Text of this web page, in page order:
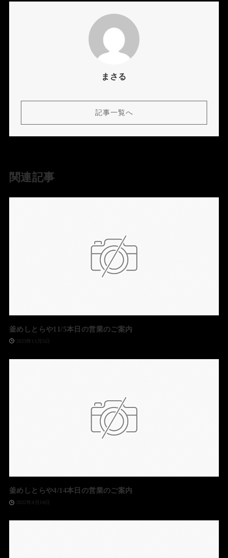
まさる
記事一覧へ
関連記事
釜めしとらや11/5本日の営業のご案内
2023年11月5日
釜めしとらや4/14本日の営業のご案内
2022年4月14日